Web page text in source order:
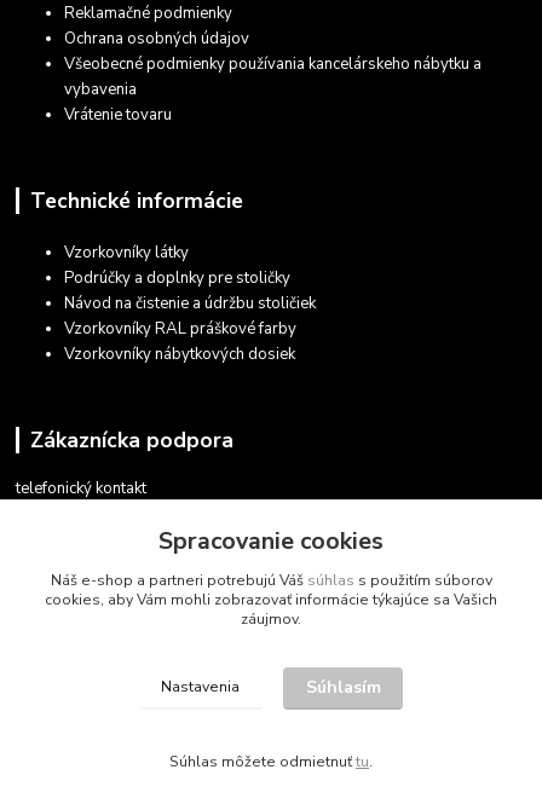
Reklamačné podmienky
Ochrana osobných údajov
Všeobecné podmienky používania kancelárskeho nábytku a
vybavenia
Vrátenie tovaru
Technické informácie
Vzorkovníky látky
Podrúčky a doplnky pre stoličky
Návod na čistenie a údržbu stoličiek
Vzorkovníky RAL práškové farby
Vzorkovníky nábytkových dosiek
Zákaznícka podpora
telefonický kontakt
v pracovných dňoch 08.30 - 16.00
obchod@marketsk.sk
© 2013 - 2026
Spracovanie cookies
Náš e-shop a partneri potrebujú Váš súhlas s použitím súborov
cookies, aby Vám mohli zobrazovať informácie týkajúce sa Vašich
záujmov.
Nastavenia Súhlasím
Súhlas môžete odmietnuťtu.